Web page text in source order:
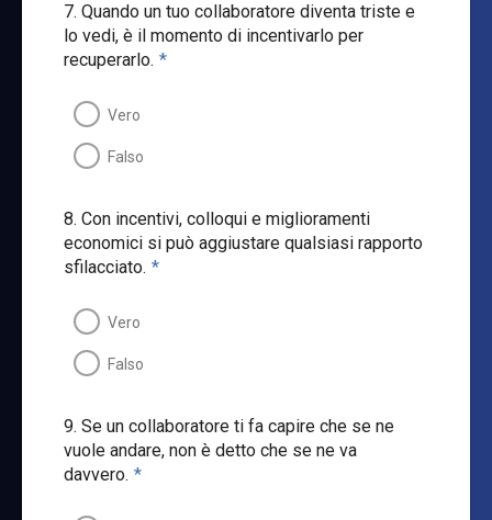
7. Quando un tuo collaboratore diventa triste e
lo vedi, è il momento di incentivarlo per
recuperarlo. *
Vero
Falso
8. Con incentivi, colloqui e miglioramenti
economici si può aggiustare qualsiasi rapporto
sfilacciato. *
Vero
Falso
9. Se un collaboratore ti fa capire che se ne
vuole andare, non è detto che se ne va
davvero. *